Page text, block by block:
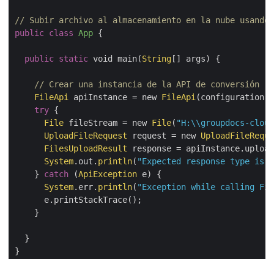
// Subir archivo al almacenamiento en la nube usando
public class App {
public static void main(String [] args) {
// Crear una instancia de la API de
FileApi
apiInstance = new FileApi (configuration);
try {
File fileStream = new File( "H:\\groupdocs-
UploadFileRequest request = new
FilesUploadResult response =
System.out. println( "Expected response type is
    }
catch (ApiException e) {
System.err. println( "Exception while calling
      e.printStackTrace();
    }
  }